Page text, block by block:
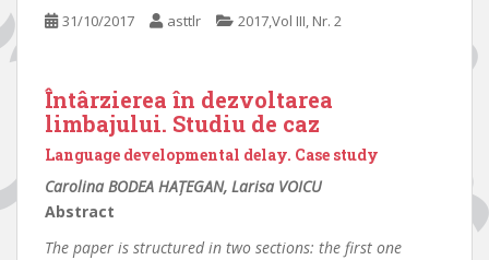
31/10/2017 asttlr 2017,Vol III, Nr. 2
Întârzierea în dezvoltarea
limbajului. Studiu de caz
Language developmental delay. Case study
Carolina BODEA HAȚEGAN, Larisa VOICU
Abstract
The paper is structured in two sections: the first one